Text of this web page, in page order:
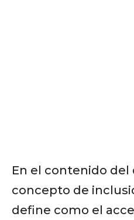
En el contenido del
concepto de
define como el